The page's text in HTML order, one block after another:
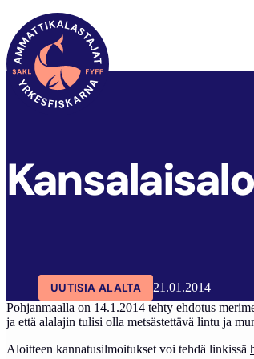
SAKL ARTIKKELIT
UUTISIA ALALTA
21.01.2014
Pohjanmaalla on 14.1.2014 tehty ehdotus
ja että alalajin tulisi olla metsästettävä lintu ja
Aloitteen kannatusilmoitukset voi tehdä linkissä